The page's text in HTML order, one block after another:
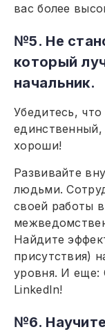
вас более
№5. Не
который
начальник.
Убедитесь,
единственный,
хороши!
Развивайте
людьми.
своей работы
Найдите
присутствия)
уровня. И еще:
LinkedIn!
№6.